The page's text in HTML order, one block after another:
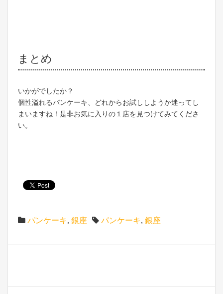
まとめ
いかがでしたか？
個性溢れるパンケーキ、どれからお試ししようか迷ってし
まいますね！是非お気に入りの１店を見つけてみてくださ
い。
パンケーキ, 銀座 パンケーキ, 銀座